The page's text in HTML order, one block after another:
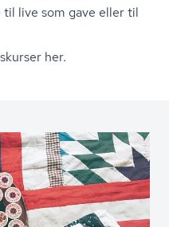
live som gave eller til
her.